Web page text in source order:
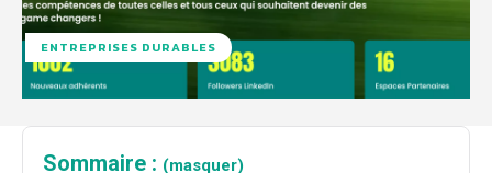
ENTREPRISES DURABLES
Sommaire : (masquer)